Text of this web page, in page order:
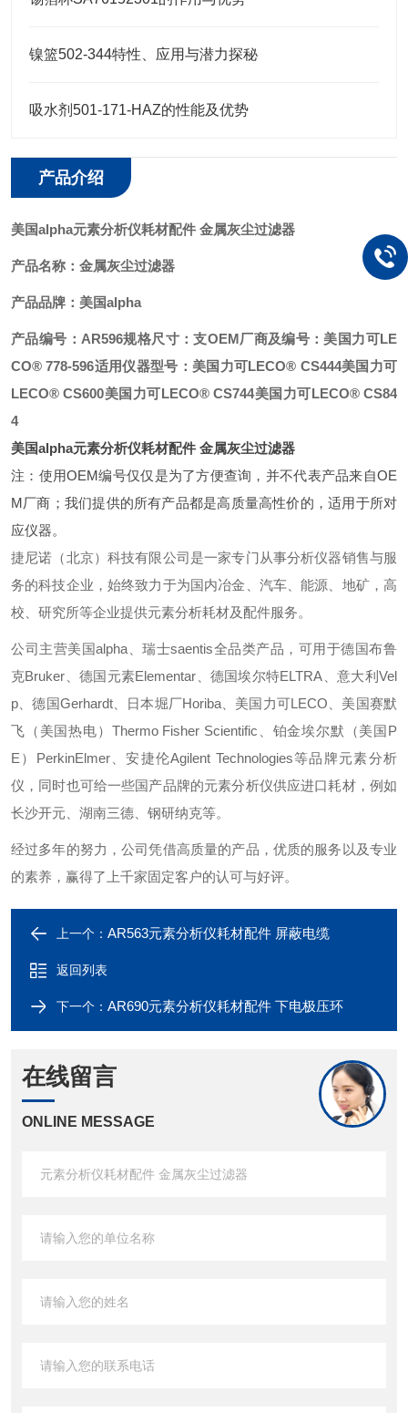
镍篮502-344特性、应用与潜力探秘
吸水剂501-171-HAZ的性能及优势
产品介绍
美国alpha元素分析仪耗材配件 金属灰尘过滤器
产品名称： 金属灰尘过滤器
产品品牌：美国alpha
产品编号：AR596规格尺寸：支OEM厂商及编号：美国力可LE
CO® 778-596适用仪器型号： 美国力可LECO® CS444美国力可
LECO® CS600美国力可LECO® CS744美国力可LECO® CS84
4
美国alpha元素分析仪耗材配件 金属灰尘过滤器
注：使用OEM编号仅仅是为了方便查询，并不代表产品来自OE
M厂商；我们提供的所有产品都是高质量高性价的，适用于所对
应仪器。
捷尼诺（北京）科技有限公司是一家专门从事分析仪器销售与服
务的科技企业，始终致力于为国内冶金、汽车、能源、地矿，高
校、研究所等企业提供元素分析耗材及配件服务。
公司主营美国alpha、瑞士saentis全品类产品，可用于德国布鲁
克Bruker、德国元素Elementar、德国埃尔特ELTRA、意大利Vel
p、德国Gerhardt、日本堀厂Horiba、美国力可LECO、美国赛默
飞（美国热电）Thermo Fisher Scientific、铂金埃尔默（美国P
E）PerkinElmer、安捷伦Agilent Technologies等品牌元素分析
仪，同时也可给一些国产品牌的元素分析仪供应进口耗材，例如
长沙开元、湖南三德、钢研纳克等。
经过多年的努力，公司凭借高质量的产品，优质的服务以及专业
的素养，赢得了上千家固定客户的认可与好评。
上一个： AR563元素分析仪耗材配件 屏蔽电缆
返回列表
下一个： AR690元素分析仪耗材配件 下电极压环
在线留言
ONLINE MESSAGE